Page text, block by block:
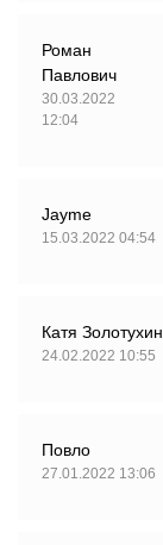
Роман
Павлович
30.03.2022
12:04
Jayme
15.03.2022 04:54
Катя
24.02.2022 10:55
Повло
27.01.2022 13:06